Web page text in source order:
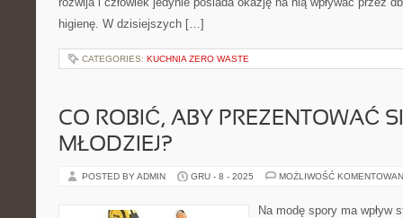
higienę. W dzisiejszych […]
CATEGORIES: KUCHNIA ZERO WASTE
CO ROBIĆ, ABY PREZENTOWAĆ
MŁODZIEJ?
POSTED BY ADMIN GRU - 8 - 2025 MOŻLIWOŚĆ
Na modę spory ma wpływ